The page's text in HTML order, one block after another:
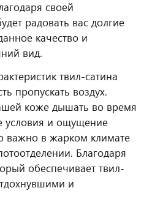
своей
радовать вас долгие
качество и
вид.
твил-сатина
пропускать воздух.
коже дышать во время
условия и ощущение
важно в жарком климате
Благодаря
обеспечивает твил-
и